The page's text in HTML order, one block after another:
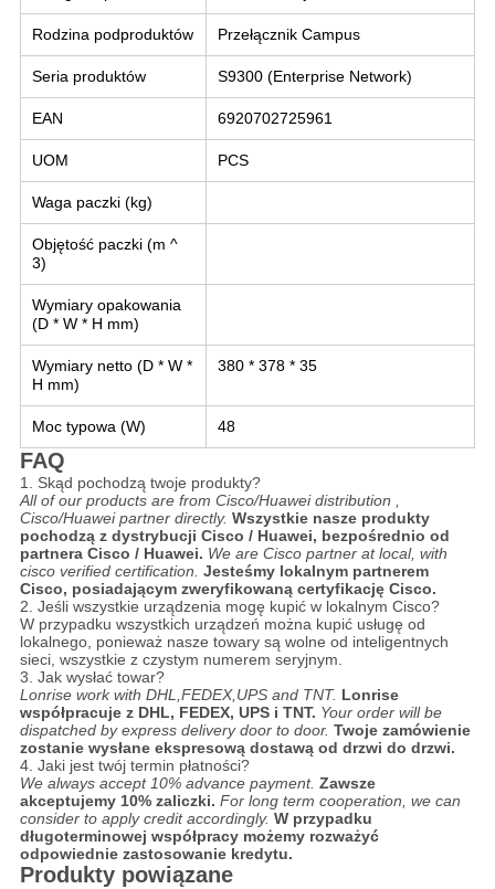
Rodzina podproduktów Przełącznik Campus
Seria produktów S9300 (Enterprise Network)
EAN 6920702725961
UOM PCS
Waga paczki (kg)
Objętość paczki (m ^
3)
Wymiary opakowania
(D * W * H mm)
Wymiary netto (D * W *
H mm)
380 * 378 * 35
Moc typowa (W) 48
FAQ
1. Skąd pochodzą twoje produkty?
All of our products are from Cisco/Huawei distribution ,
Cisco/Huawei partner directly. Wszystkie nasze produkty
pochodzą z dystrybucji Cisco / Huawei, bezpośrednio od
partnera Cisco / Huawei. We are Cisco partner at local, with
cisco verified certification. Jesteśmy lokalnym partnerem
Cisco, posiadającym zweryfikowaną certyfikację Cisco.
2. Jeśli wszystkie urządzenia mogę kupić w lokalnym Cisco?
W przypadku wszystkich urządzeń można kupić usługę od
lokalnego, ponieważ nasze towary są wolne od inteligentnych
sieci, wszystkie z czystym numerem seryjnym.
3. Jak wysłać towar?
Lonrise work with DHL,FEDEX,UPS and TNT. Lonrise
współpracuje z DHL, FEDEX, UPS i TNT. Your order will be
dispatched by express delivery door to door. Twoje zamówienie
zostanie wysłane ekspresową dostawą od drzwi do drzwi.
4. Jaki jest twój termin płatności?
We always accept 10% advance payment. Zawsze
akceptujemy 10% zaliczki. For long term cooperation, we can
consider to apply credit accordingly. W przypadku
długoterminowej współpracy możemy rozważyć
odpowiednie zastosowanie kredytu.
Produkty powiązane